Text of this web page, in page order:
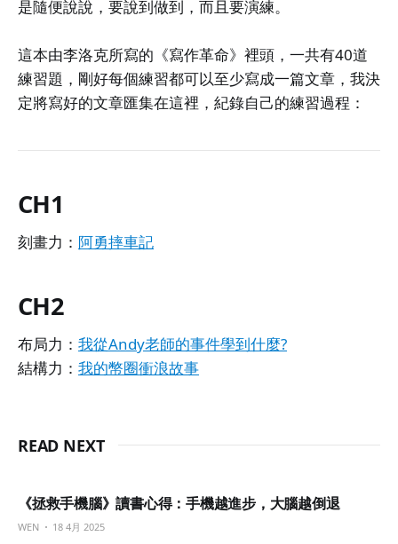
是隨便說說，要說到做到，而且要演練。
這本由李洛克所寫的《寫作革命》裡頭，一共有40道
練習題，剛好每個練習都可以至少寫成一篇文章，我決
定將寫好的文章匯集在這裡，紀錄自己的練習過程：
CH1
刻畫力： 阿勇摔車記
CH2
布局力： 我從Andy老師的事件學到什麼?
結構力： 我的幣圈衝浪故事
READ NEXT
《拯救手機腦》讀書心得：手機越進步，大腦越倒退
WEN 18 4月 2025